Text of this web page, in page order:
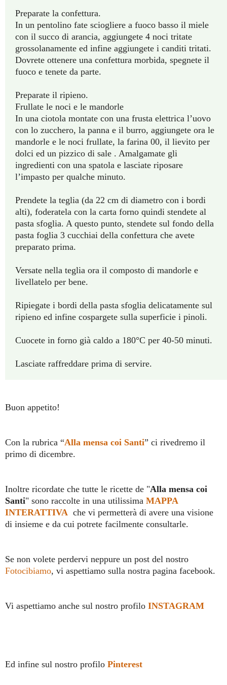
Preparate la confettura.
In un pentolino fate sciogliere a fuoco basso il miele
con il succo di arancia, aggiungete 4 noci tritate
grossolanamente ed infine aggiungete i canditi tritati.
Dovrete ottenere una confettura morbida, spegnete il
fuoco e tenete da parte.
Preparate il ripieno.
Frullate le noci e le mandorle
In una ciotola montate con una frusta elettrica l’uovo
con lo zucchero, la panna e il burro, aggiungete ora le
mandorle e le noci frullate, la farina 00, il lievito per
dolci ed un pizzico di sale . Amalgamate gli
ingredienti con una spatola e lasciate riposare
l’impasto per qualche minuto.
Prendete la teglia (da 22 cm di diametro con i bordi
alti), foderatela con la carta forno quindi stendete al
pasta sfoglia. A questo punto, stendete sul fondo della
pasta foglia 3 cucchiai della confettura che avete
preparato prima.
Versate nella teglia ora il composto di mandorle e
livellatelo per bene.
Ripiegate i bordi della pasta sfoglia delicatamente sul
ripieno ed infine cospargete sulla superficie i pinoli.
Cuocete in forno già caldo a 180°C per 40-50 minuti.
Lasciate raffreddare prima di servire.
Buon appetito!
Con la rubrica “Alla mensa coi Santi” ci rivedremo il
primo di dicembre.
Inoltre ricordate che tutte le ricette de "Alla mensa coi
Santi" sono raccolte in una utilissima MAPPA
INTERATTIVA che vi permetterà di avere una visione
di insieme e da cui potrete facilmente consultarle.
Se non volete perdervi neppure un post del nostro
Fotocibiamo, vi aspettiamo sulla nostra pagina facebook.
Vi aspettiamo anche sul nostro profilo INSTAGRAM
Ed infine sul nostro profilo Pinterest